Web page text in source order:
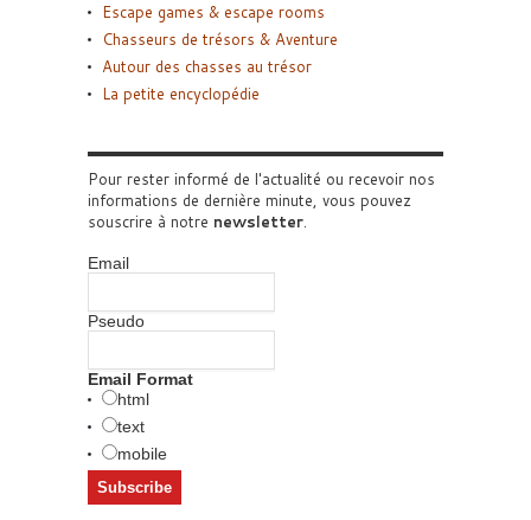
Escape games & escape rooms
Chasseurs de trésors & Aventure
Autour des chasses au trésor
La petite encyclopédie
Pour rester informé de l'actualité ou recevoir nos
informations de dernière minute, vous pouvez
souscrire à notre newsletter.
Email
Pseudo
Email Format
html
text
mobile